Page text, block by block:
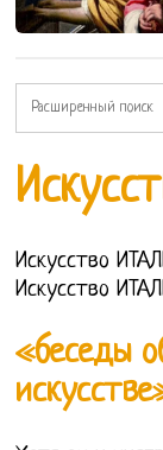
Искусство
Искусство
«беседы